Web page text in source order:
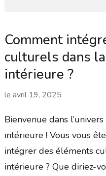
Comment
culturels dans
intérieure ?
le avril 19, 2025
Bienvenue dans
intérieure ! Vous vous
intégrer des éléments
intérieure ? Que diriez-